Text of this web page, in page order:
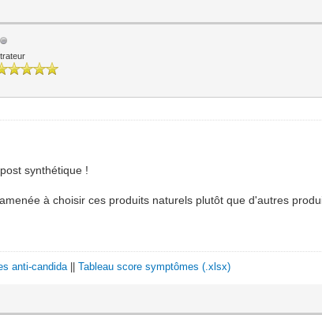
synthétique !
à choisir ces produits naturels plutôt que d'autres
anti-candida ||Tableau score symptômes (.xlsx)